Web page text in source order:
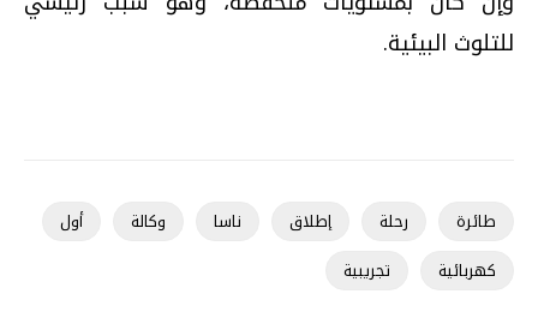
للتلوث البيئية.
طائرة رحلة إطلاق ناسا وكالة
أول
كهربائية
تجريبية